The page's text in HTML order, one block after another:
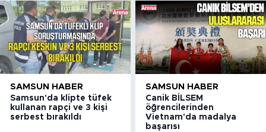
SAMSUN HABER
Samsun'da klipte tüfek
kullanan rapçi ve 3 kişi
serbest bırakıldı
SAMSUN HABER
Canik BİLSEM
öğrencilerinden
Vietnam'da madalya
başarısı